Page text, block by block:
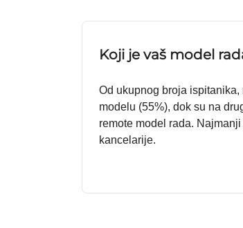
Koji je vaš model
Od ukupnog broja
modelu (55%), dok su na
remote model rada.
kancelarije.